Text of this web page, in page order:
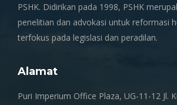
PSHK. Didirikan pada 1998, PSHK
penelitian dan advokasi untuk reformasi
terfokus pada legislasi dan peradilan.
Alamat
Puri Imperium Office Plaza, UG-11-12 Jl.